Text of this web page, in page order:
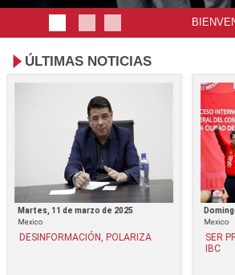
ÚLTIMAS NOTICIAS
Martes, 11 de marzo de 2025
Mexico
DESINFORMACIÓN, POLARIZA
Mexico
SER
IBC